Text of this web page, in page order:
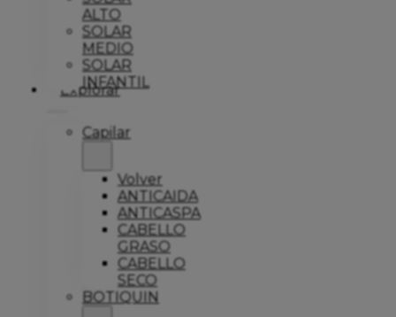
ALTO
SOLAR
MEDIO
SOLAR
INFANTIL
Explorar
Capilar
Volver
ANTICAIDA
ANTICASPA
CABELLO
GRASO
CABELLO
SECO
BOTIQUIN